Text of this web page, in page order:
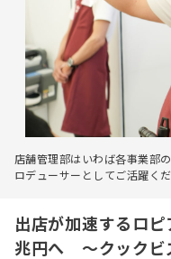
店舗管理部はいわば各事業部
ロデューサーとしてご活躍くだ
出店が加速するロ
兆円へ ～クックビ